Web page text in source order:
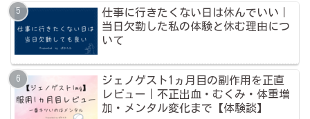
仕事に行きたくない日は休んでいい｜
当日欠勤した私の体験と休む理由につ
いて
ジェノゲスト1ヵ月目の副作用を正直
レビュー｜不正出血・むくみ・体重増
加・メンタル変化まで【体験談】